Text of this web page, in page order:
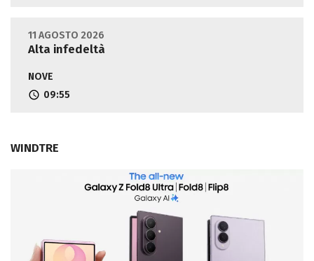
11 AGOSTO 2026
Alta infedeltà
NOVE
09:55
WINDTRE